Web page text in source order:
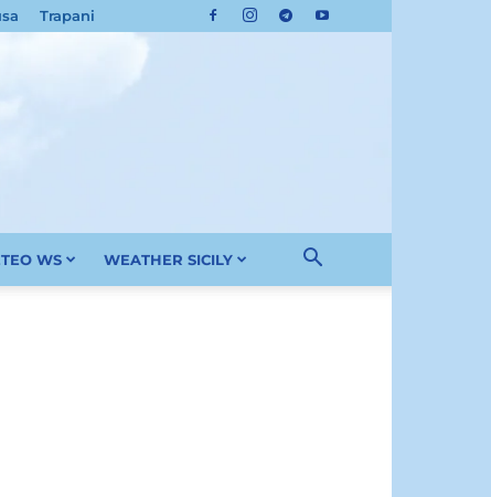
Trapani
WS WEATHER SICILY